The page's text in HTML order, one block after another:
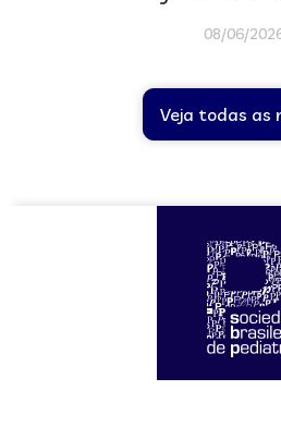
08/06/
Veja todas as